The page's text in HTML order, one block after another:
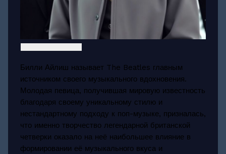
Билли Айлиш называет The Beatles главным
источником своего музыкального вдохновения.
Молодая певица, получившая мировую известность
благодаря своему уникальному стилю и
нестандартному подходу к поп-музыке, призналась,
что именно творчество легендарной британской
четверки оказало на неё наибольшее влияние в
формировании её музыкального вкуса и